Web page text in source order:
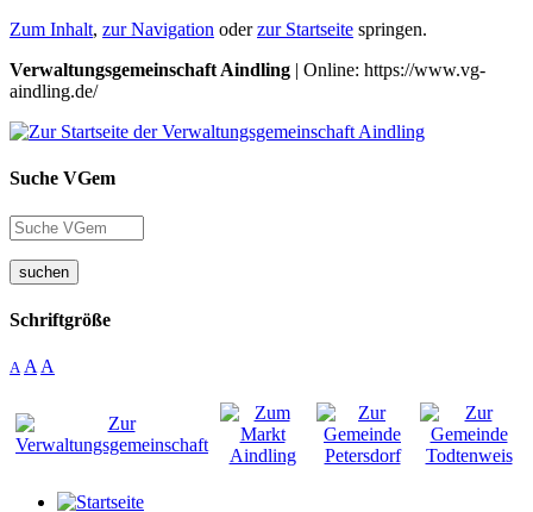
Zum Inhalt, zur Navigation oderzur Startseite springen.
Verwaltungsgemeinschaft Aindling | Online: https://www.vg-
aindling.de/
Suche VGem
suchen
Schriftgröße
A A A